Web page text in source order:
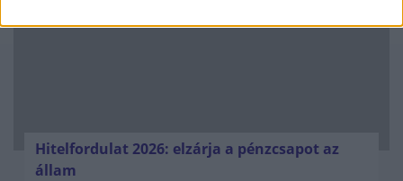
Hitelfordulat 2026: elzárja a pénzcsapot az
állam